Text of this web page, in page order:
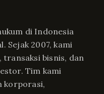
di Indonesia
Sejak 2007, kami
transaksi bisnis, dan
Tim kami
korporasi,